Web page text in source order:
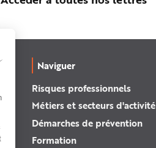
Naviguer
Risques professionnels
Métiers et secteurs d'activité
Démarches de prévention
Formation